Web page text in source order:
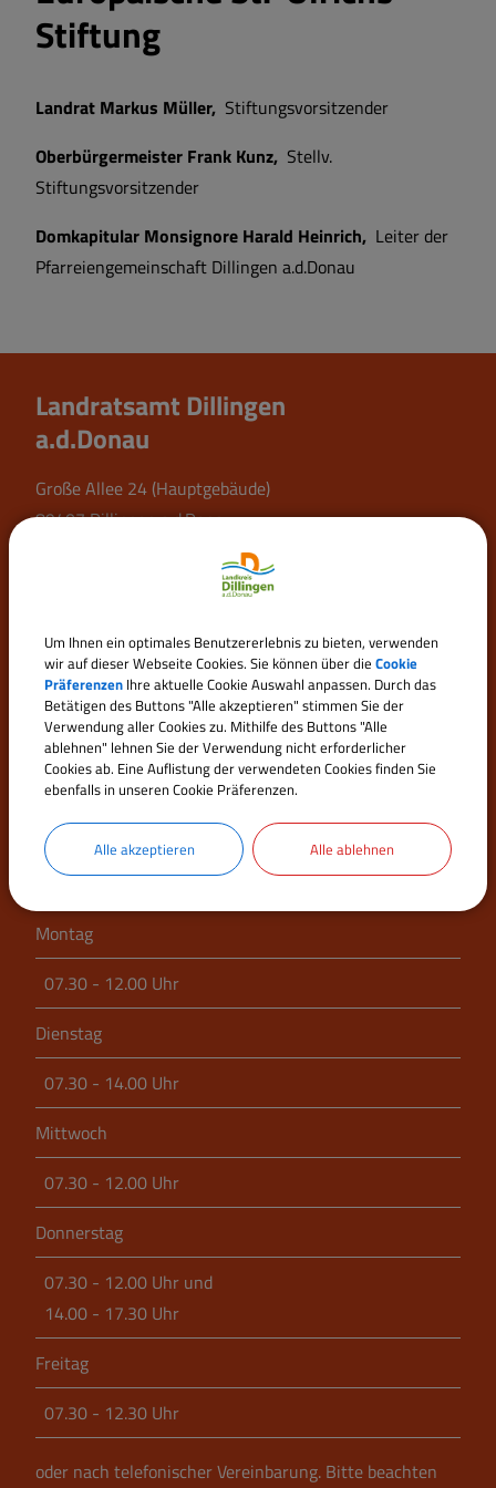
Erwachsenenbildung
Kreisbücherei
Berufsinformationsmesse "Fit for Job"
Hochschultag
Stiftung
Landrat Markus Müller, Stiftungsvorsitzender
Oberbürgermeister Frank Kunz, Stellv.
Stiftungsvorsitzender
Domkapitular Monsignore Harald Heinrich, Leiter der
Pfarreiengemeinschaft Dillingen a.d.Donau
Landratsamt Dillingen
a.d.Donau
Große Allee 24 (Hauptgebäude)
89407 Dillingen a.d.Donau
E-Mail:
poststelle@landratsamt.dillingen.de
Kontakt
Elektronische Kommunikation
Öffnungszeiten
(Hauptgebäude Große Allee 24 (Gebäude A) sowie
Außenstellen Große Allee 25 (B), 47 (C) und 49 (D))
Montag
07.30 - 12.00 Uhr
Dienstag
07.30 - 14.00 Uhr
Mittwoch
07.30 - 12.00 Uhr
Donnerstag
07.30 - 12.00 Uhr und
14.00 - 17.30 Uhr
Freitag
07.30 - 12.30 Uhr
oder nach telefonischer Vereinbarung. Bitte beachten
Um Ihnen ein optimales Benutzererlebnis zu bieten, verwenden
wir auf dieser Webseite Cookies. Sie können über die Cookie
Präferenzen Ihre aktuelle Cookie Auswahl anpassen. Durch das
Betätigen des Buttons "Alle akzeptieren" stimmen Sie der
Verwendung aller Cookies zu. Mithilfe des Buttons "Alle
ablehnen" lehnen Sie der Verwendung nicht erforderlicher
Cookies ab. Eine Auflistung der verwendeten Cookies finden Sie
ebenfalls in unseren Cookie Präferenzen.
Alle akzeptieren Alle ablehnen